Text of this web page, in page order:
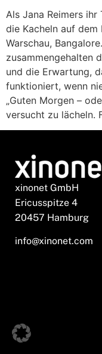
Als Jana Reimers
die Kacheln auf dem
Warschau,
zusammengehalten
und die Erwartung,
funktioniert, wenn
„Guten Morgen –
versucht zu lächeln.
xinonet GmbH
Ericusspitze 4
20457 Hamburg
info@xinonet.com